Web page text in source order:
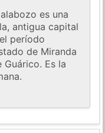
es una
antigua capital
período
de Miranda
Es la